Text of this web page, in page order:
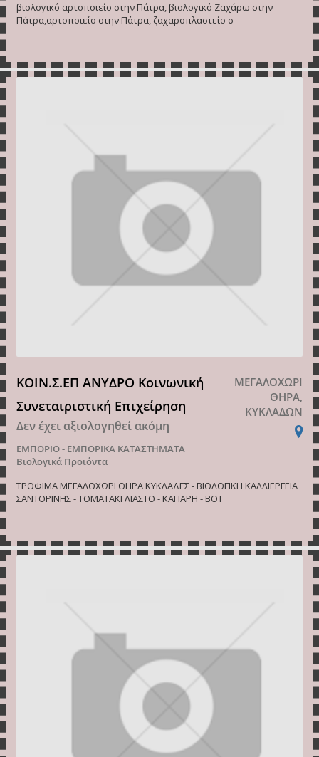
βιολογικό αρτοποιείο στην Πάτρα, βιολογικό Ζαχάρω στην
Πάτρα,αρτοποιείο στην Πάτρα, ζαχαροπλαστείο σ
ΚΟΙΝ.Σ.ΕΠ ΑΝΥΔΡΟ Κοινωνική
Συνεταιριστική Επιχείρηση
Δεν έχει αξιολογηθεί ακόμη
ΕΜΠΟΡΙΟ - ΕΜΠΟΡΙΚΑ ΚΑΤΑΣΤΗΜΑΤΑ
Βιολογικά Προιόντα
ΜΕΓΑΛΟΧΩΡΙ
ΘΗΡΑ,
ΚΥΚΛΑΔΩΝ
ΤΡΟΦΙΜΑ ΜΕΓΑΛΟΧΩΡΙ ΘΗΡΑ ΚΥΚΛΑΔΕΣ - ΒΙΟΛΟΓΙΚΗ ΚΑΛΛΙΕΡΓΕΙΑ
ΣΑΝΤΟΡΙΝΗΣ - ΤΟΜΑΤΑΚΙ ΛΙΑΣΤΟ - ΚΑΠΑΡΗ - ΒΟΤ